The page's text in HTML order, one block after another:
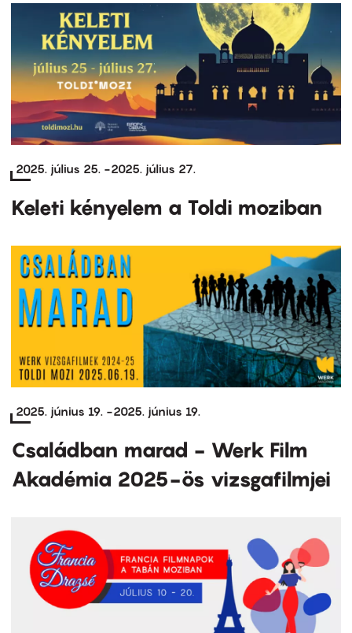
2025. július 25. -2025. július 27.
Keleti kényelem a Toldi moziban
2025. június 19. -2025. június 19.
Családban marad - Werk Film
Akadémia 2025-ös vizsgafilmjei